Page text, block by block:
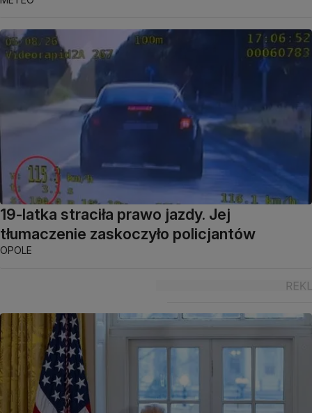
19-latka straciła prawo jazdy. Jej
tłumaczenie zaskoczyło policjantów
OPOLE